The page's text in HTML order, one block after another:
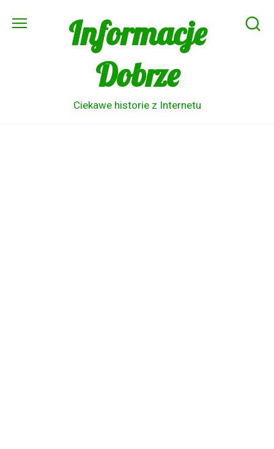
Informacje
Dobrze
Ciekawe historie z Internetu